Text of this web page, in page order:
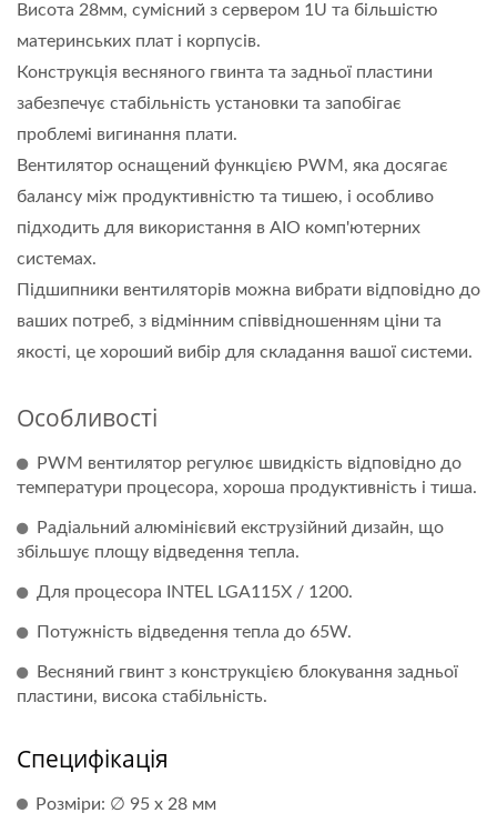
Висота 28мм, сумісний з сервером 1U та більшістю
материнських плат і корпусів.
Конструкція весняного гвинта та задньої пластини
забезпечує стабільність установки та запобігає
проблемі вигинання плати.
Вентилятор оснащений функцією PWM, яка досягає
балансу між продуктивністю та тишею, і особливо
підходить для використання в AIO комп'ютерних
системах.
Підшипники вентиляторів можна вибрати відповідно до
ваших потреб, з відмінним співвідношенням ціни та
якості, це хороший вибір для складання вашої системи.
Особливості
PWM вентилятор регулює швидкість відповідно до
температури процесора, хороша продуктивність і тиша.
Радіальний алюмінієвий екструзійний дизайн, що
збільшує площу відведення тепла.
Для процесора INTEL LGA115X / 1200.
Потужність відведення тепла до 65W.
Весняний гвинт з конструкцією блокування задньої
пластини, висока стабільність.
Специфікація
Розміри: ∅ 95 x 28 мм